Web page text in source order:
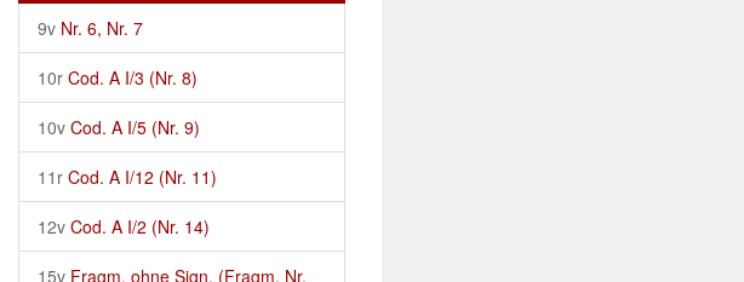
9v Nr. 6, Nr. 7
10r Cod. A I/3 (Nr. 8)
10v Cod. A I/5 (Nr. 9)
11r Cod. A I/12 (Nr. 11)
12v Cod. A I/2 (Nr. 14)
15v Fragm. ohne Sign. (Fragm. Nr.